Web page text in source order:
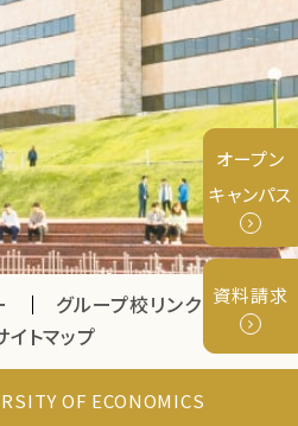
オープン
キャンパス
資料請求
グループ校リンク
イトマップ
OF ECONOMICS